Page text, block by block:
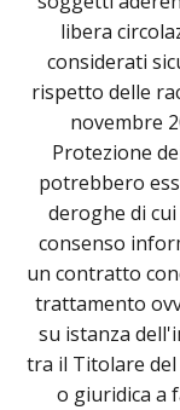
libera
considerati
rispetto delle
novembre
Protezione
potrebbero
deroghe di cui
consenso
un contratto
trattamento
su istanza
tra il Titolare
o giuridica a